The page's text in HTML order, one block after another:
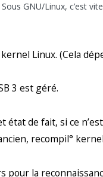
GNU/Linux, c’est
Linux. (Cela
3 est géré.
état de fait, si ce
recompil°
pour la